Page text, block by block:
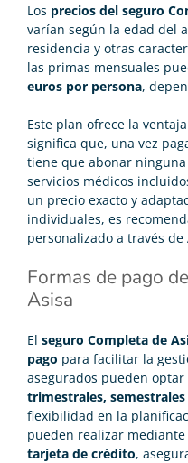
Los precios del seguro
varían según la edad del
residencia y otras
las primas mensuales
euros por persona,
Este plan ofrece la
significa que, una vez
tiene que abonar
servicios médicos
un precio exacto y
individuales, es
personalizado a través de
Formas de pago
Asisa
El seguro Completa de
pago para facilitar la
asegurados pueden optar
trimestrales, semestrales
flexibilidad en la
pueden realizar mediante
tarjeta de crédito,